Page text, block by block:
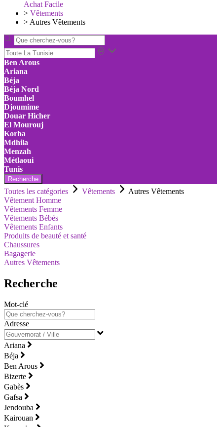
Achat Facile
> Vêtements
> Autres Vêtements
Ben Arous
Ariana
Béja
Béja Nord
Boumhel
Djoumime
Douar Hicher
El Mourouj
Korba
Mdhila
Menzah
Métlaoui
Tunis
Recherche
Toutes les catégories Vêtements
Autres Vêtements
Vêtement Homme
Vêtements Femme
Vêtements Bébés
Vêtements Enfants
Produits de beauté et santé
Chaussures
Bagagerie
Autres Vêtements
Recherche
Mot-clé
Adresse
Ariana
Béja
Ben Arous
Bizerte
Gabès
Gafsa
Jendouba
Kairouan